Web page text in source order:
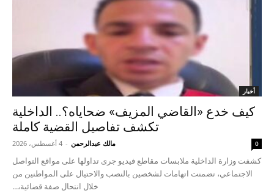
أخبار
كيف خدع «القاضي المزيف» ضحاياه؟.. الداخلية
تكشف تفاصيل القضية كاملة
مالك عبدالرحمن - 4 أغسطس، 2026 0
كشفت وزارة الداخلية ملابسات مقاطع فيديو جرى تداولها على مواقع التواصل
الاجتماعي، تضمنت اتهامات لشخصين بالنصب والاحتيال على المواطنين من
خلال انتحال صفة قضائية،...